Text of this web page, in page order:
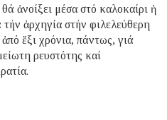
ἀνοίξει μέσα στό καλοκαίρι ἡ
ἀρχηγία στήν φιλελεύθερη
ἕξι χρόνια, πάντως, γιά
ρευστότης καί